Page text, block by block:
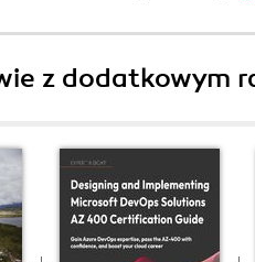
z dodatkowym